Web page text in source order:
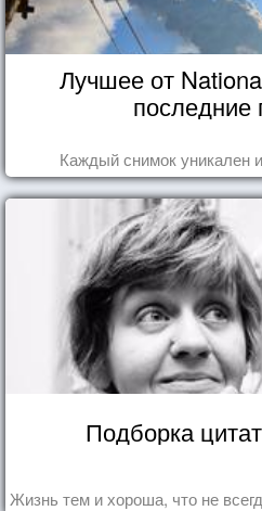
Лучшее от
последние
Каждый снимок уникален
Подборка
Жизнь тем и хороша, что не